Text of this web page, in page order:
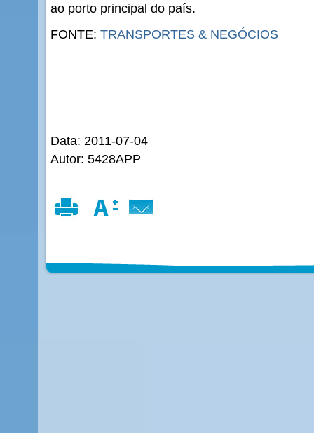
ao porto principal do país.
FONTE: TRANSPORTES & NEGÓCIOS
Data: 2011-07-04
Autor: 5428APP